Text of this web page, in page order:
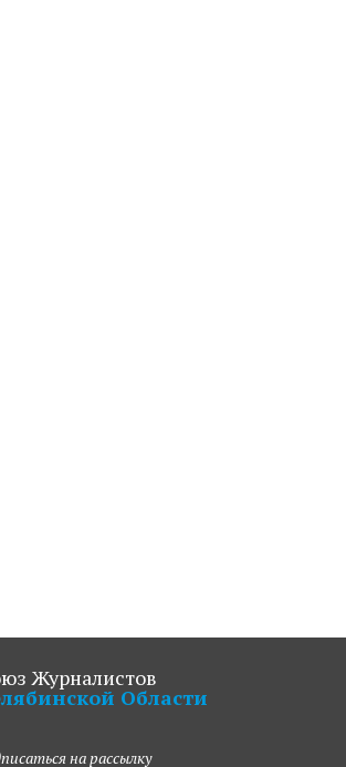
Журналистов
Области
на рассылку